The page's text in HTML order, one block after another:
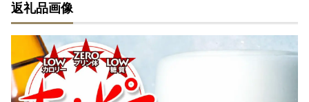
返礼品画像